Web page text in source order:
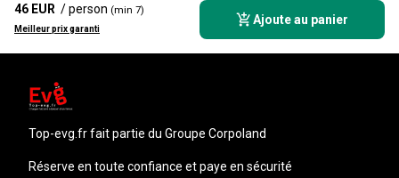
46 EUR / person (min 7)
Meilleur prix garanti
Ajoute au panier
top-evg.frfait partie du Groupe Corpoland
Réserve en toute confiance et paye en sécurité